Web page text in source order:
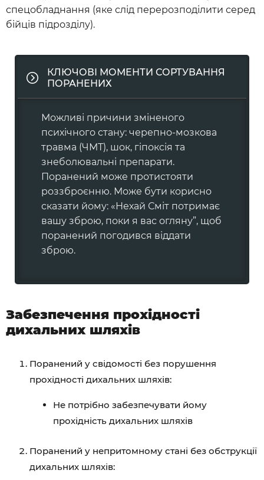
спецобладнання (яке слід перерозподілити серед
бійців підрозділу).
КЛЮЧОВІ МОМЕНТИ СОРТУВАННЯ
ПОРАНЕНИХ
Можливі причини зміненого
психічного стану: черепно-мозкова
травма (ЧМТ), шок, гіпоксія та
знеболювальні препарати.
Поранений може протистояти
роззброєнню. Може бути корисно
сказати йому: «Нехай Сміт потримає
вашу зброю, поки я вас огляну”, щоб
поранений погодився віддати
зброю.
Забезпечення прохідності
дихальних шляхів
Поранений у свідомості без порушення
прохідності дихальних шляхів:
Не потрібно забезпечувати йому
прохідність дихальних шляхів
Поранений у непритомному стані без обструкції
дихальних шляхів: